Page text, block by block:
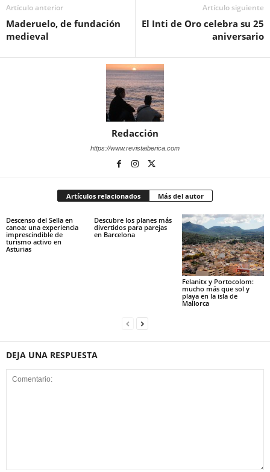
Artículo anterior
Maderuelo, de fundación
medieval
Artículo siguiente
El Inti de Oro celebra su 25
aniversario
Redacción
https://www.revistaiberica.com
Artículos relacionados Más del autor
Descenso del Sella en
canoa: una experiencia
imprescindible de
turismo activo en
Asturias
Descubre los planes más
divertidos para parejas
en Barcelona
Felanitx y Portocolom:
mucho más que sol y
playa en la isla de
Mallorca
DEJA UNA RESPUESTA